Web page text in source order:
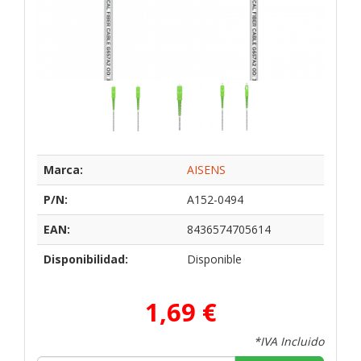
Marca:
AISENS
P/N:
A152-0494
EAN:
8436574705614
Disponibilidad:
Disponible
1,69 €
*IVA Incluido